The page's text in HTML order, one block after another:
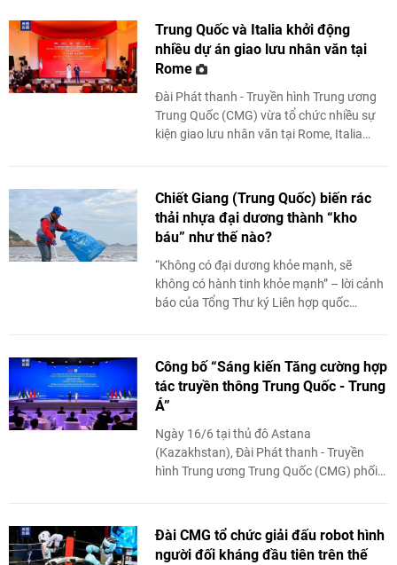
Trung Quốc và Italia khởi động
nhiều dự án giao lưu nhân văn tại
Rome
Đài Phát thanh - Truyền hình Trung ương
Trung Quốc (CMG) vừa tổ chức nhiều sự
kiện giao lưu nhân văn tại Rome, Italia
Chiết Giang (Trung Quốc) biến rác
thải nhựa đại dương thành “kho
báu” như thế nào?
“Không có đại dương khỏe mạnh, sẽ
không có hành tinh khỏe mạnh” – lời cảnh
báo của Tổng Thư ký Liên hợp quốc
Công bố “Sáng kiến Tăng cường hợp
tác truyền thông Trung Quốc - Trung
Á”
Ngày 16/6 tại thủ đô Astana
(Kazakhstan), Đài Phát thanh - Truyền
hình Trung ương Trung Quốc (CMG) phối
động ...
Đài CMG tổ chức giải đấu robot hình
người đối kháng đầu tiên trên thế